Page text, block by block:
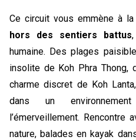
Ce circuit vous emmène à la
hors des sentiers battus
humaine. Des plages
insolite de Koh Phra Thong,
charme discret de Koh
dans un
l’émerveillement.
nature, balades en kayak